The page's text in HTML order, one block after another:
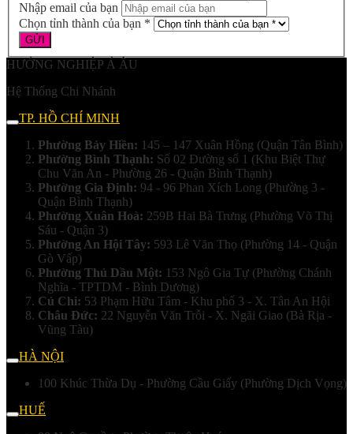
Nhập email của bạn
Chọn tỉnh thành của bạn *
HƯỚNG NGHIỆP Á ÂU
Hệ Thống Chi Nhánh
TP. HỒ CHÍ MINH
Phường Bảy Hiền: 145 – 147 Xuân Hồng (Quận Tân Bình)
Phường Bình Thạnh: Số 02 Đường số 1 (Khu Biệt Thự
Chu Văn An - Phường 26 - Quận Bình Thạnh)
Phường Gia Định: 94 - 96 Phan Xích Long (Phường 3 -
Quận Bình Thạnh)
Phường Xuân Hoà: 259B Hai Bà Trưng (Phường Võ Thị
Sáu - Quận 3)
Phường An Hội Tây: 593 Lê Văn Thọ (Phường 14 - Quận
Gò Vấp)
Phường Thủ Dầu Một: 153 Ngô Gia Tự (Phường Chánh
Nghĩa - TPTDM - Bình Dương)
Củ Chi: 53 Phạm Hữu Tâm - Khu phố 3 - X. Tân An Hội
Châu Đức: 22 Nguyễn Văn Trỗi - X. Ngãi Giao (Bà Rịa -
Vũng Tàu)
HÀ NỘI
100 Khúc Thừa Dụ - Phường Cầu Giấy (Phường Dịch Vọng)
HUẾ